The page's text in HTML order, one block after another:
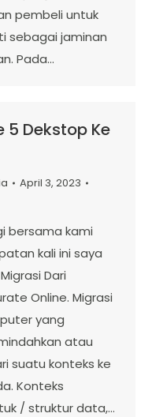
pembeli untuk
sebagai jaminan
Pada…
Dekstop Ke
April 3, 2023
bersama kami
kali ini saya
Dari
Online. Migrasi
yang
atau
suatu konteks ke
Konteks
/ struktur data,…